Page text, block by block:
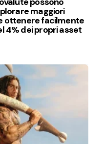
maggiori
ottenere facilmente
4% dei propri asset